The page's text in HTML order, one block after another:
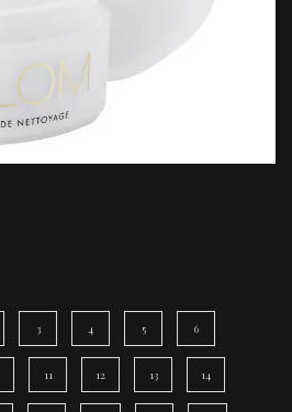
3 4 5 6
11 12 13 14